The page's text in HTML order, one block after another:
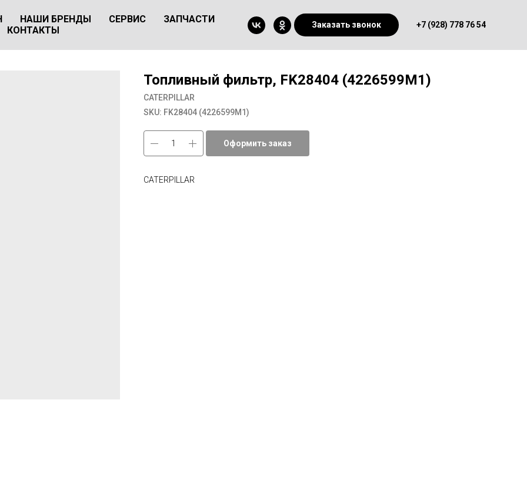
НАШИ БРЕНДЫ СЕРВИС
ЗАПЧАСТИ
КОНТАКТЫ
Заказать звонок +7 (928) 778 76 54
Топливный фильтр, FK28404 (4226599М1)
CATERPILLAR
SKU: FK28404 (4226599М1)
Оформить заказ
CATERPILLAR